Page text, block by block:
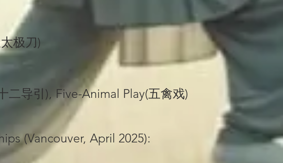
极刀)
导引), Five-Animal Play(五禽戏)
(Vancouver, April 2025):